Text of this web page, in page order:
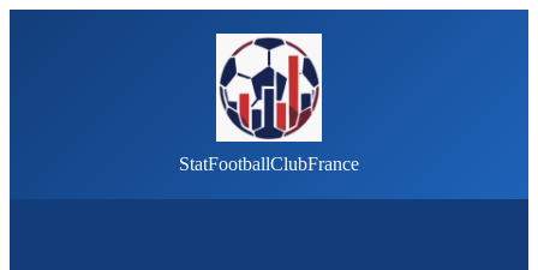
StatFootballClubFrance